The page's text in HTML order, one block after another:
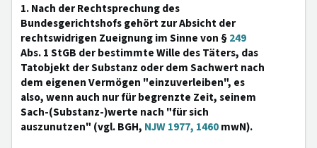
1. Nach der Rechtsprechung des
Bundesgerichtshofs gehört zur Absicht der
rechtswidrigen Zueignung im Sinne von §249
Abs. 1 StGB der bestimmte Wille des Täters, das
Tatobjekt der Substanz oder dem Sachwert nach
dem eigenen Vermögen "einzuverleiben", es
also, wenn auch nur für begrenzte Zeit, seinem
Sach-(Substanz-)werte nach "für sich
auszunutzen" (vgl. BGH, NJW 1977, 1460mwN).